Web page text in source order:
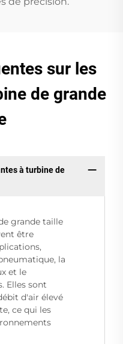
sur les
de grande
à turbine de
grande taille
être
la
et le
Elles sont
d'air élevé
ce qui les